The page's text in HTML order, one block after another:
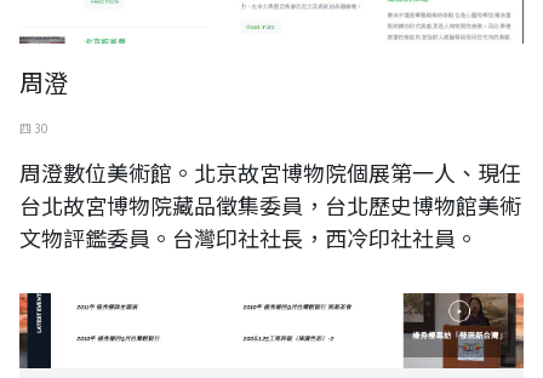
周澄
四 30
周澄數位美術館。北京故宮博物院個展第一人、現任
台北故宮博物院藏品徵集委員，台北歷史博物館美術
文物評鑑委員。台灣印社社長，西冷印社社員。